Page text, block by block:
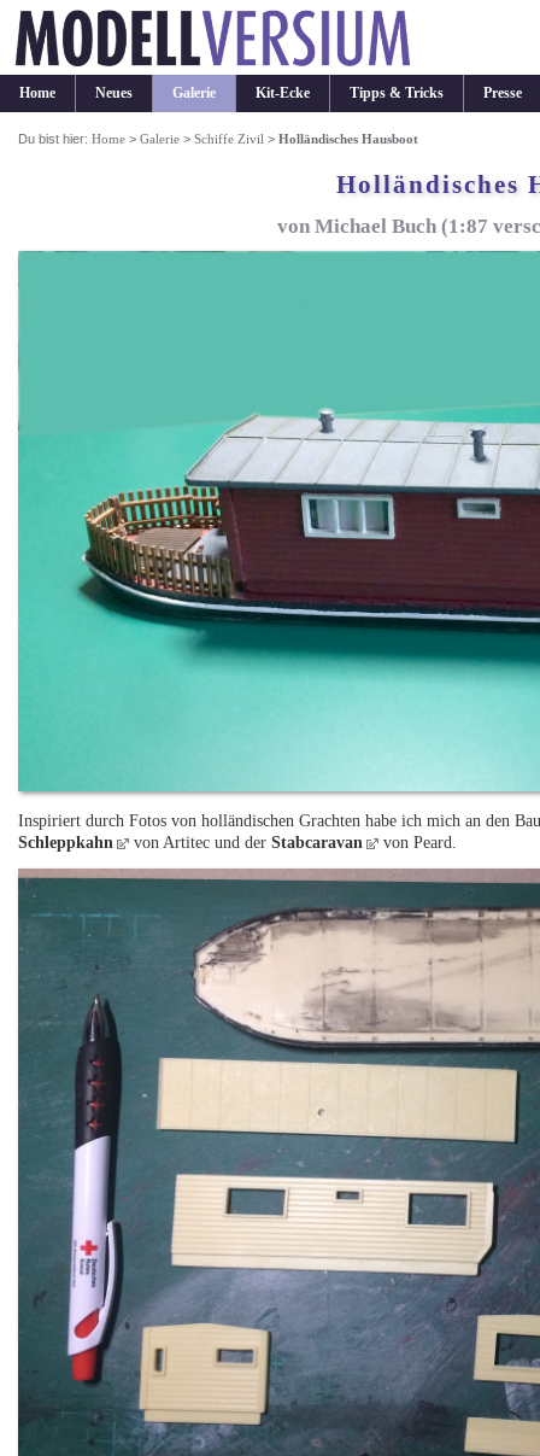
Home Neues Galerie Kit-Ecke Tipps & Tricks Presse
Du bist hier:Home >Galerie >Schiffe Zivil >Holländisches Hausboot
Holländisches
von Michael Buch (1:87
Inspiriert durch Fotos von holländischen Grachten habe ich mich an den
Schleppkahn
von Artitec und derStabcaravan von Peard.